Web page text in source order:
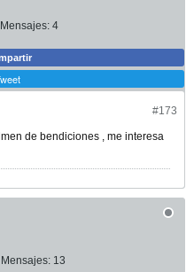
Mensajes: 4
#173
de bendiciones , me interesa
Mensajes: 13